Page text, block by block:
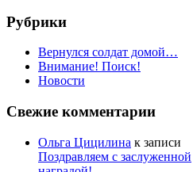
Рубрики
Вернулся солдат домой…
Внимание! Поиск!
Новости
Свежие комментарии
Ольга Цицилина к записи
Поздравляем с заслуженной